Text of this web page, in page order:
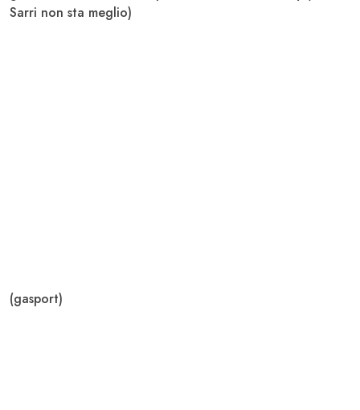
Sarri non sta meglio)
(gasport)